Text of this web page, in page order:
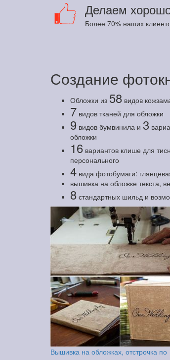
Делаем
Более 70% наших
Создание
Обложки из 58 видов
7 видов тканей для обложки
9 видов бумвинила и 3
обложки
16 вариантов клише для
персонального
4 вида фотобумаги:
вышивка на обложке текста,
8 стандартных шильд и
Вышивка на обложках, отстрочка по